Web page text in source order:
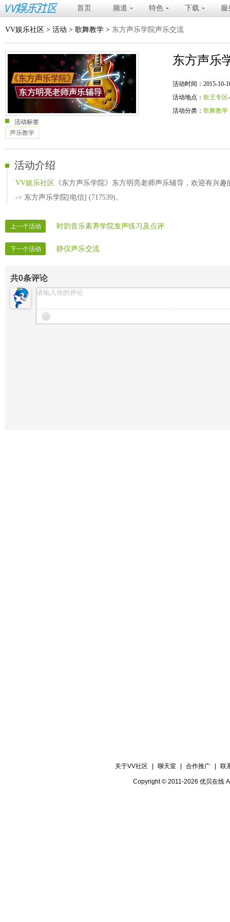
首页 频道 特色 下载 服
VV娱乐社区 > 活动 > 歌舞教学 > 东方声乐学院声乐交流
东方声乐
活动时间：2015-10-
活动地点： 歌王专区
活动分类： 歌舞教学
活动标签
声乐教学
活动介绍
VV娱乐社区
《东方声乐学院》东方明亮老师声乐辅导，欢迎有兴
-> 东方声乐学院[电信] (717539)。
上一个活动 时韵音乐素养学院发声练习及点评
下一个活动 静仪声乐交流
共0条评论
关于VV社区 聊天室 合作推广 联
Copyright © 2011-2026 优贝在线